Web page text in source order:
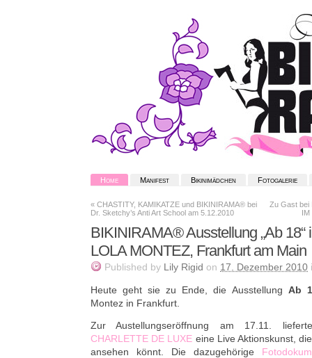
Home Manifest Bikinimädchen Fotogalerie
« CHASTITY, KAMIKATZE und BIKINIRAMA® bei
Dr. Sketchy’s Anti Art School am 5.12.2010
Zu Gast bei
IM
BIKINIRAMA® Ausstellung „Ab
LOLA MONTEZ, Frankfurt am Main
Published by Lily Rigid on 17. Dezember 2010
Heute geht sie zu Ende, die Ausstellung Ab
Montez in Frankfurt.
Zur Austellungseröffnung am 17.11.
CHARLETTE DE LUXE eine Live Aktionskunst,
ansehen könnt. Die dazugehörige